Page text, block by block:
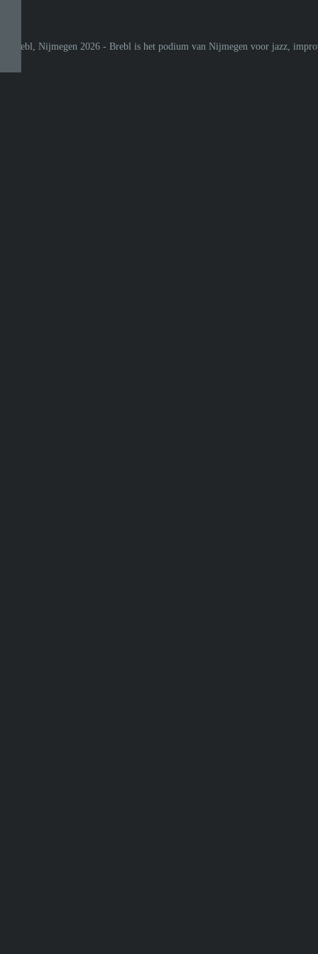
© Brebl, Nijmegen 2026 - Brebl is het podium van Nijmegen voor jazz,